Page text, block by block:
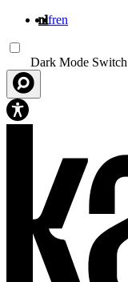
nlfren
Dark Mode Switch